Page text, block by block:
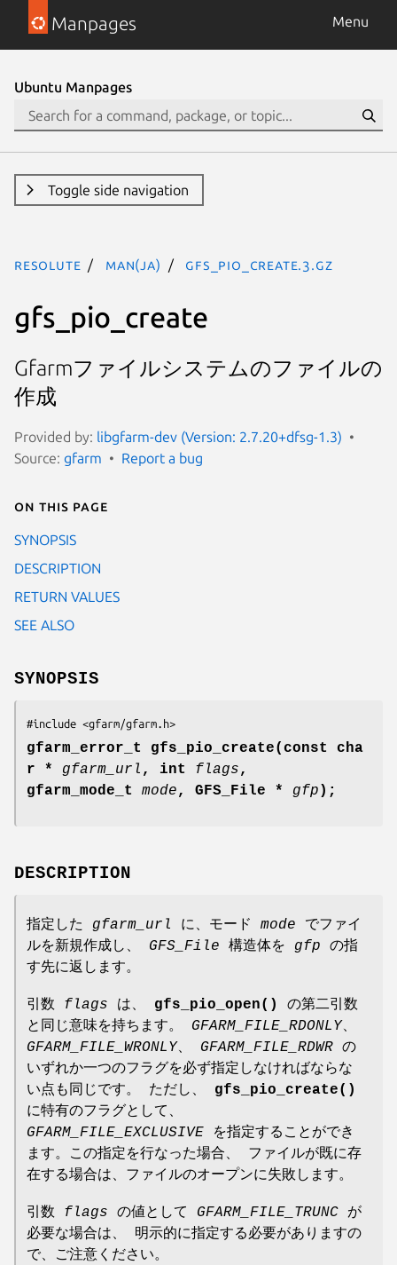
Manpages Menu
Ubuntu Manpages
Toggle side navigation
resolute man(ja) gfs_pio_create.3.gz
gfs_pio_create
Gfarmファイルシステムのファイルの
作成
Provided by: libgfarm-dev (Version: 2.7.20+dfsg-1.3)
Source: gfarm Report a bug
On this page
SYNOPSIS
DESCRIPTION
RETURN VALUES
SEE ALSO
SYNOPSIS
#include <gfarm/gfarm.h>
gfarm_error_t gfs_pio_create(const cha
r * gfarm_url , int flags,
gfarm_mode_t mode, GFS_File * gfp );
DESCRIPTION
指定した gfarm_url に、モード mode でファイ
ルを新規作成し、 GFS_File 構造体を gfp の指
す先に返します。
引数 flags は、 gfs_pio_open()
の第二引数
と同じ意味を持ちます。 GFARM_FILE_RDONLY、
GFARM_FILE_WRONLY、 GFARM_FILE_RDWR の
いずれか一つのフラグを必ず指定しなければならな
い点も同じです。 ただし、 gfs_pio_create()
に特有のフラグとして、
GFARM_FILE_EXCLUSIVE を指定することができ
ます。この指定を行なった場合、 ファイルが既に存
在する場合は、ファイルのオープンに失敗します。
引数 flags の値として GFARM_FILE_TRUNC が
必要な場合は、 明示的に指定する必要がありますの
で、ご注意ください。